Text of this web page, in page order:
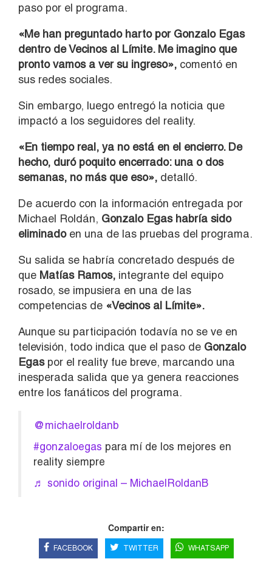
paso por el programa.
«Me han preguntado harto por Gonzalo Egas
dentro de Vecinos al Límite. Me imagino que
pronto vamos a ver su ingreso», comentó en
sus redes sociales.
Sin embargo, luego entregó la noticia que
impactó a los seguidores del reality.
«En tiempo real, ya no está en el encierro. De
hecho, duró poquito encerrado: una o dos
semanas, no más que eso», detalló.
De acuerdo con la información entregada por
Michael Roldán, Gonzalo Egas habría sido
eliminadoen una de las pruebas del programa.
Su salida se habría concretado después de
que Matías Ramos, integrante del equipo
rosado, se impusiera en una de las
competencias de «Vecinos al Límite».
Aunque su participación todavía no se ve en
televisión, todo indica que el paso de Gonzalo
Egaspor el reality fue breve, marcando una
inesperada salida que ya genera reacciones
entre los fanáticos del programa.
@michaelroldanb
#gonzaloegas para mí de los mejores en
reality siempre
♬ sonido original – MichaelRoldanB
Compartir en:
FACEBOOK TWITTER WHATSAPP